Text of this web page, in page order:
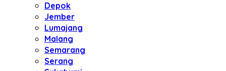
Depok
Jember
Lumajang
Malang
Semarang
Serang